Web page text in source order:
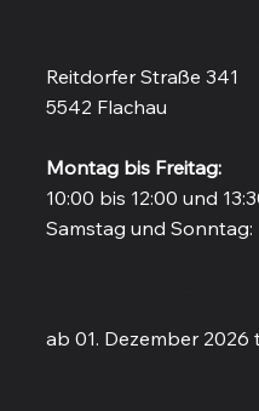
Reitdorfer Straße 341
5542 Flachau
Montag bis Freitag:
10:00 bis 12:00 und
Samstag und
ab 01. Dezember 2026